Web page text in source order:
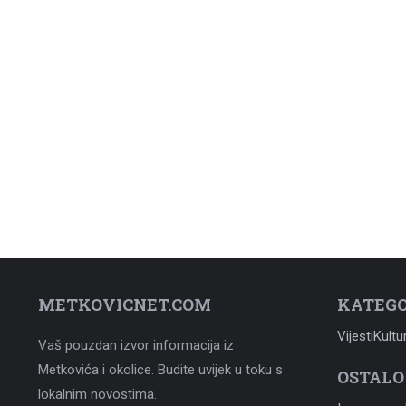
METKOVICNET.COM
Vaš pouzdan izvor informacija iz
Metkovića i okolice. Budite uvijek u toku s
lokalnim novostima.
Vijesti
OSTALO